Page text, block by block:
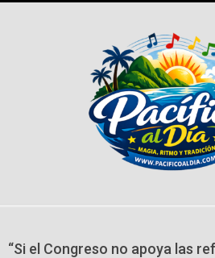
“Si el Congreso no apoya las